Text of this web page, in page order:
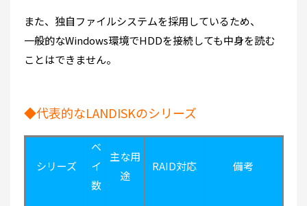
また、独自ファイルシステムを採用しているため、
一般的なWindows環境でHDDを接続しても中身を読む
ことはできません。
◆代表的なLANDISKのシリーズ
シリーズ
ベ
イ
数
主な用
途
RAID対応 備考